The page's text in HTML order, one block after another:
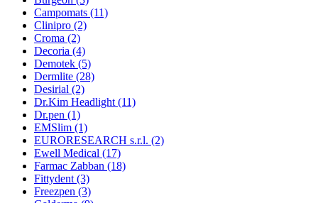
Campomats (11)
Clinipro (2)
Croma (2)
Decoria (4)
Demotek (5)
Dermlite (28)
Desirial (2)
Dr.Kim Headlight (11)
Dr.pen (1)
EMSlim (1)
EURORESEARCH s.r.l. (2)
Ewell Medical (17)
Farmac Zabban (18)
Fittydent (3)
Freezpen (3)